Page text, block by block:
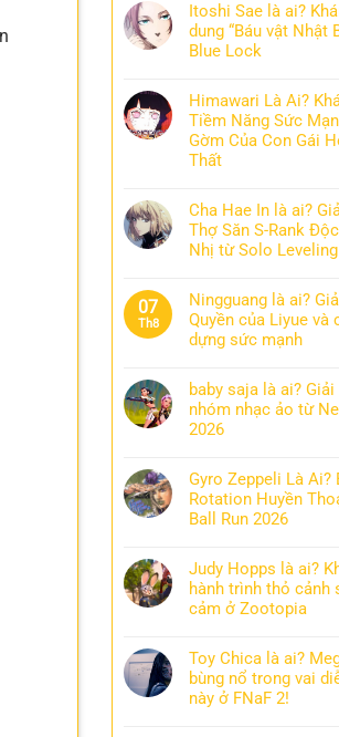
Itoshi Sae là ai?
dung “Báu vật Nhật
Blue Lock
Himawari Là Ai?
Tiềm Năng Sức
Gờm Của Con Gái
Thất
Cha Hae In là ai?
Thợ Săn S-Rank
Nhị từ Solo Leveling
07
Th8
Ningguang là ai?
Quyền của Liyue và
dựng sức mạnh
baby saja là ai?
nhóm nhạc ảo từ
2026
Gyro Zeppeli Là Ai?
Rotation Huyền
Ball Run 2026
Judy Hopps là ai?
hành trình thỏ cảnh
cảm ở Zootopia
Toy Chica là ai?
bùng nổ trong vai
này ở FNaF 2!